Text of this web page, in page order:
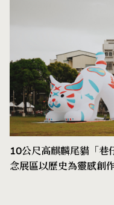
10公尺高麒麟尾貓「巷
念展區以歷史為靈感創